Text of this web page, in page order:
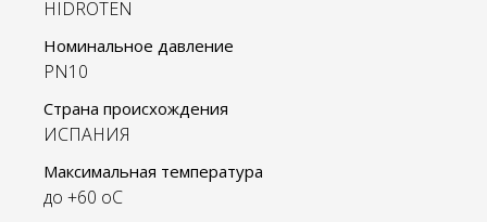
HIDROTEN
Номинальное давление
PN10
Страна происхождения
ИСПАНИЯ
Максимальная температура
до +60 oC